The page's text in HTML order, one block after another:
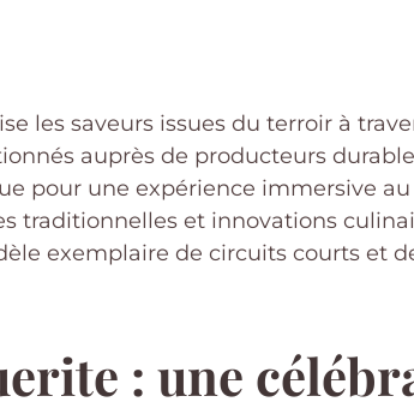
les saveurs issues du terroir à
auprès de producteurs
pour une expérience immersive
traditionnelles et innovations
exemplaire de circuits courts et
: une